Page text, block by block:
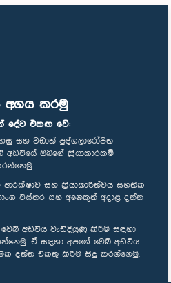
අගය කරමු
දේට එකඟ වේ:
සහ වඩාත් පුද්ගලාරෝපිත
අඩවියේ ඔබගේ ක්‍රියාකාරකම්
ආරක්ෂාව සහ ක්‍රියාකාරීත්වය සහතික
විස්තර සහ අනෙකුත් අදාළ දත්ත
වෙබ් අඩවිය වැඩිදියුණු කිරීම සඳහා
ඒ සඳහා අපගේ වෙබ් අඩවිය
දත්ත එකතු කිරීම සිදු කරන්නෙමු.